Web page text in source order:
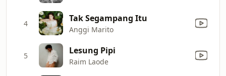
4 Tak Segampang Itu
Anggi Marito
5 Lesung Pipi
Raim Laode